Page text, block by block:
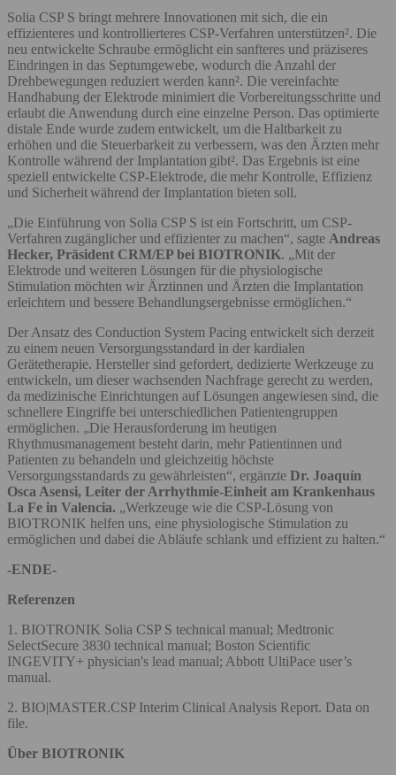
Solia CSP S bringt mehrere Innovationen mit sich, die ein
effizienteres und kontrollierteres CSP-Verfahren unterstützen². Die
neu entwickelte Schraube ermöglicht ein sanfteres und präziseres
Eindringen in das Septumgewebe, wodurch die Anzahl der
Drehbewegungen reduziert werden kann². Die vereinfachte
Handhabung der Elektrode minimiert die Vorbereitungsschritte und
erlaubt die Anwendung durch eine einzelne Person. Das optimierte
distale Ende wurde zudem entwickelt, um die Haltbarkeit zu
erhöhen und die Steuerbarkeit zu verbessern, was den Ärzten mehr
Kontrolle während der Implantation gibt². Das Ergebnis ist eine
speziell entwickelte CSP-Elektrode, die mehr Kontrolle, Effizienz
und Sicherheit während der Implantation bieten soll.
„Die Einführung von Solia CSP S ist ein Fortschritt, um CSP-
Verfahren zugänglicher und effizienter zu machen“, sagte Andreas
Hecker, Präsident CRM/EP bei BIOTRONIK. „Mit der
Elektrode und weiteren Lösungen für die physiologische
Stimulation möchten wir Ärztinnen und Ärzten die Implantation
erleichtern und bessere Behandlungsergebnisse ermöglichen.“
Der Ansatz des Conduction System Pacing entwickelt sich derzeit
zu einem neuen Versorgungsstandard in der kardialen
Gerätetherapie. Hersteller sind gefordert, dedizierte Werkzeuge zu
entwickeln, um dieser wachsenden Nachfrage gerecht zu werden,
da medizinische Einrichtungen auf Lösungen angewiesen sind, die
schnellere Eingriffe bei unterschiedlichen Patientengruppen
ermöglichen. „Die Herausforderung im heutigen
Rhythmusmanagement besteht darin, mehr Patientinnen und
Patienten zu behandeln und gleichzeitig höchste
Versorgungsstandards zu gewährleisten“, ergänzte Dr. Joaquín
Osca Asensi, Leiter der Arrhythmie-Einheit am Krankenhaus
La Fe in Valencia. „Werkzeuge wie die CSP-Lösung von
BIOTRONIK helfen uns, eine physiologische Stimulation zu
ermöglichen und dabei die Abläufe schlank und effizient zu halten.“
-ENDE-
Referenzen
1. BIOTRONIK Solia CSP S technical manual; Medtronic
SelectSecure 3830 technical manual; Boston Scientific
INGEVITY+ physician's lead manual; Abbott UltiPace user’s
manual.
2. BIO|MASTER.CSP Interim Clinical Analysis Report. Data on
file.
Über BIOTRONIK